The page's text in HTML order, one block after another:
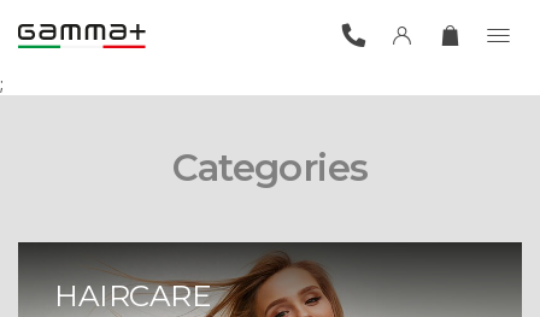
;
Categories
HAIRCARE